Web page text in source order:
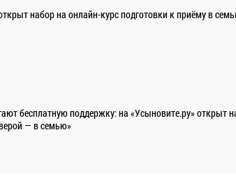
набор на онлайн-курс подготовки к приёму в
бесплатную поддержку: на «Усыновите.ру» открыт
— в семью»